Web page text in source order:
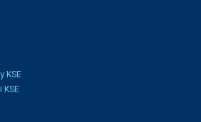
KSE
KSE